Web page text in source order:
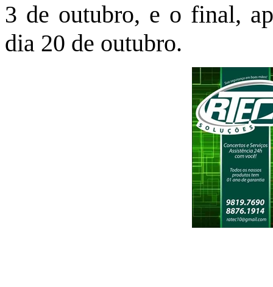
3 de outubro, e o final,
dia 20 de outubro.